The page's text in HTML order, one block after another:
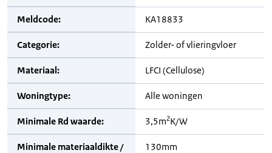
Meldcode: KA18833
Categorie: Zolder- of vlieringvloer
Materiaal: LFCI (Cellulose)
Woningtype: Alle woningen
Minimale Rd waarde: 3,5m2K/W
Minimale materiaaldikte /
130mm